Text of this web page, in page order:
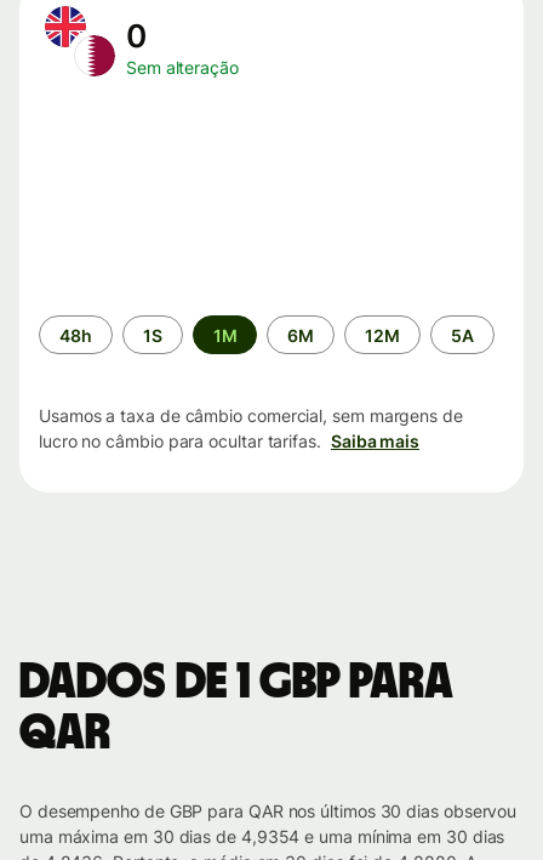
0
Sem alteração
Período
de
48h 1S 1M 6M 12M 5A
Usamos a taxa de câmbio comercial, sem margens de
lucro no câmbio para ocultar tarifas. Saiba mais
Dados de 1 GBP para
QAR
O desempenho de GBP para QAR nos últimos 30 dias observou
uma máxima em 30 dias de 4,9354 e uma mínima em 30 dias